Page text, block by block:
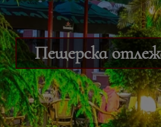
Пещерска